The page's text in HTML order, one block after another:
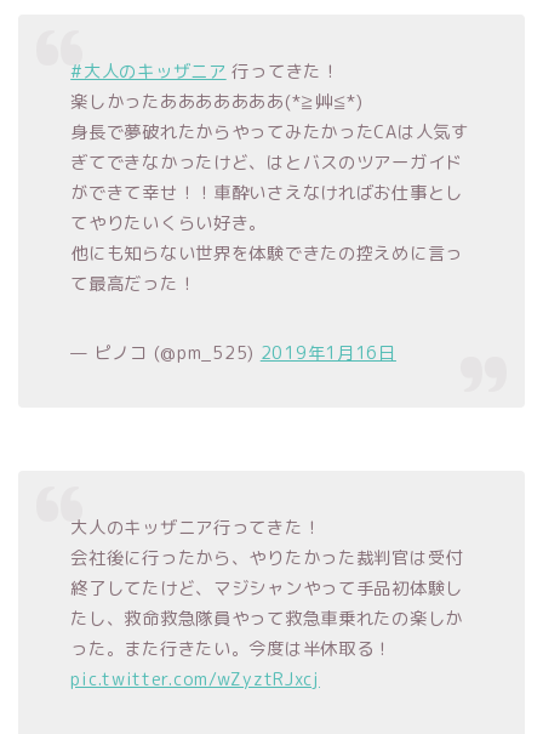
#大人のキッザニア 行ってきた！
楽しかったあああああああ(*≧艸≦*)
身長で夢破れたからやってみたかったCAは人気す
ぎてできなかったけど、はとバスのツアーガイド
ができて幸せ！！車酔いさえなければお仕事とし
てやりたいくらい好き。
他にも知らない世界を体験できたの控えめに言っ
て最高だった！
— ピノコ (@pm_525) 2019年1月16日
大人のキッザニア行ってきた！
会社後に行ったから、やりたかった裁判官は受付
終了してたけど、マジシャンやって手品初体験し
たし、救命救急隊員やって救急車乗れたの楽しか
った。また行きたい。今度は半休取る！
pic.twitter.com/wZyztRJxcj